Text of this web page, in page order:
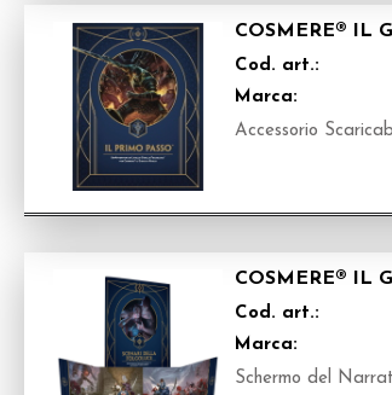
COSMERE® IL
Cod. art.:
Marca:
Accessorio
COSMERE® IL
Cod. art.:
Marca:
Schermo del